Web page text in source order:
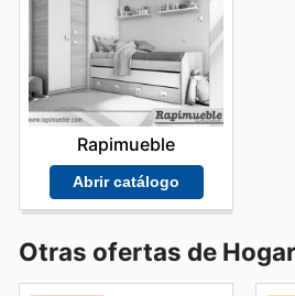
Rapimueble
Abrir catálogo
Otras ofertas de Hogar